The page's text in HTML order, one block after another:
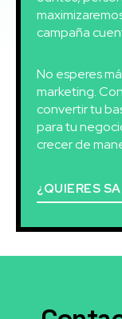
campaña
No esperes
marketing.
convertir tu
para tu
crecer de
¿QUIERES